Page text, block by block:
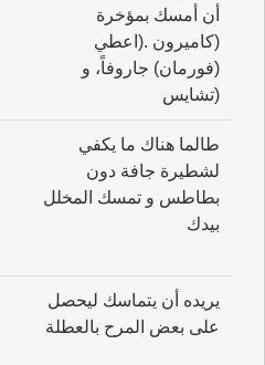
أن أمسك بمؤخرة
(كاميرون .(اعطي
(فورمان) جاروفاً، و
(تشايس
طالما هناك ما يكفي
لشطيرة جافة دون
بطاطس و تمسك المخلل
بيدك
يريده أن يتماسك ليحصل
على بعض المرح بالعطلة